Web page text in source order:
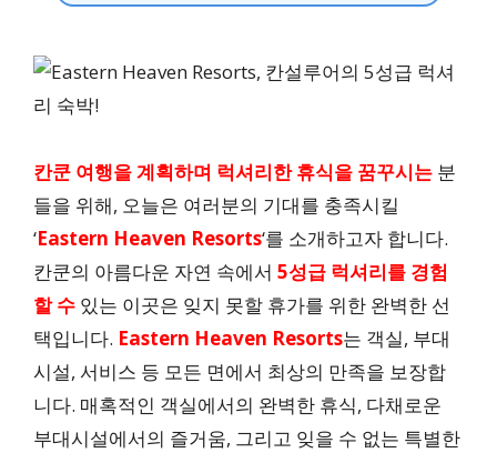
칸쿤 여행을 계획하며 럭셔리한 휴식을 꿈꾸시는 분
들을 위해, 오늘은 여러분의 기대를 충족시킬
‘Eastern Heaven Resorts‘를 소개하고자 합니다.
칸쿤의 아름다운 자연 속에서 5성급 럭셔리를 경험
할 수 있는 이곳은 잊지 못할 휴가를 위한 완벽한 선
택입니다. Eastern Heaven Resorts는 객실, 부대
시설, 서비스 등 모든 면에서 최상의 만족을 보장합
니다. 매혹적인 객실에서의 완벽한 휴식, 다채로운
부대시설에서의 즐거움, 그리고 잊을 수 없는 특별한